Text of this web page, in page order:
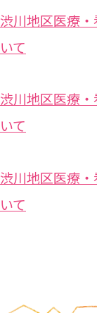
渋川地区医療
いて
渋川地区医療
いて
渋川地区医療
いて